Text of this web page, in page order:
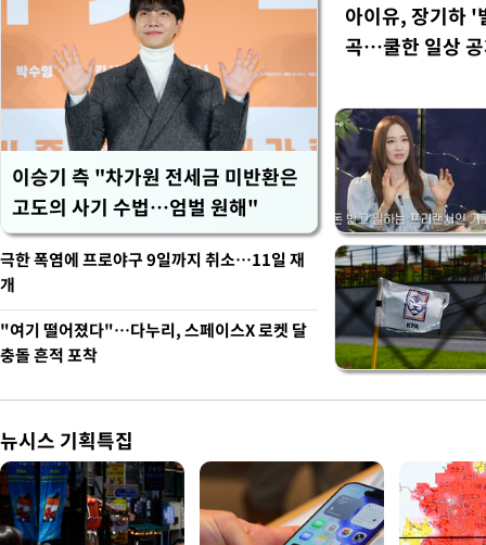
이승기 측 "차가원 전세금 미반환은
고도의 사기 수법…엄벌 원해"
아이유, 장기하 '
곡…쿨한 일상
극한 폭염에 프로야구 9일까지 취소…11일 재
개
"여기 떨어졌다"…다누리, 스페이스X 로켓 달
충돌 흔적 포착
뉴시스 기획특집